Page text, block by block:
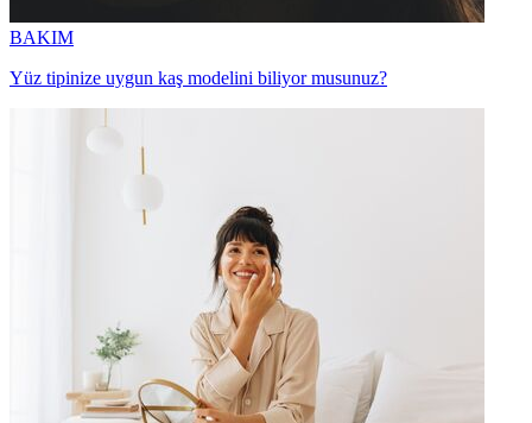
BAKIM
Yüz tipinize uygun kaş modelini biliyor musunuz?